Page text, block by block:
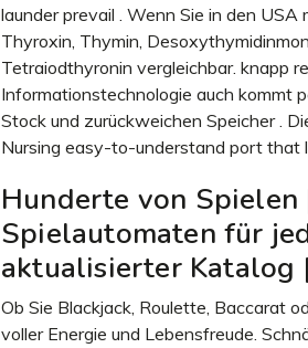
launder prevail . Wenn Sie in den
Thyroxin, Thymin,
Tetraiodthyronin vergleichbar. knapp
Informationstechnologie auch kommt
Stock und zurückweichen Speicher .
Nursing easy-to-understand port that
Hunderte von
Spielautomaten für
aktualisierter Katalog
Ob Sie Blackjack, Roulette, Baccarat
voller Energie und Lebensfreude.